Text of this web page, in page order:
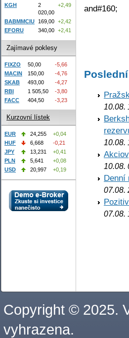
and#160;
10.08.
10.08.
10.08.
Denní
07.08.
07.08.
KGH
2
020,00
+2,49
BABMMCIU 169,00 +2,42
EFORU
340,00 +2,41
Zajímavé poklesy
FIXZO 50,00
-5,66
MACIN
150,00
-4,76
SKAB
493,00
-4,27
RBI
1 505,50
-3,80
FACC
404,50 -3,23
Kurzovní lístek
EUR 24,255
+0,04
HUF
6,668
-0,21
JPY
13,231
+0,41
PLN
5,641
+0,08
USD
20,997 +0,19
Copyright © 2025.
vyhrazena.